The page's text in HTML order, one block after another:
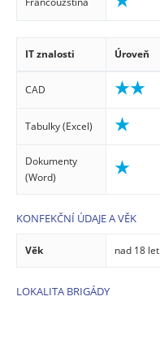
IT znalosti Úroveň
CAD
Tabulky (Excel)
Dokumenty
(Word)
KONFEKČNÍ ÚDAJE A VĚK
Věk nad 18 let
LOKALITA BRIGÁDY